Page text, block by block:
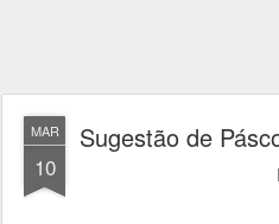
MAR
10
Sugestão de